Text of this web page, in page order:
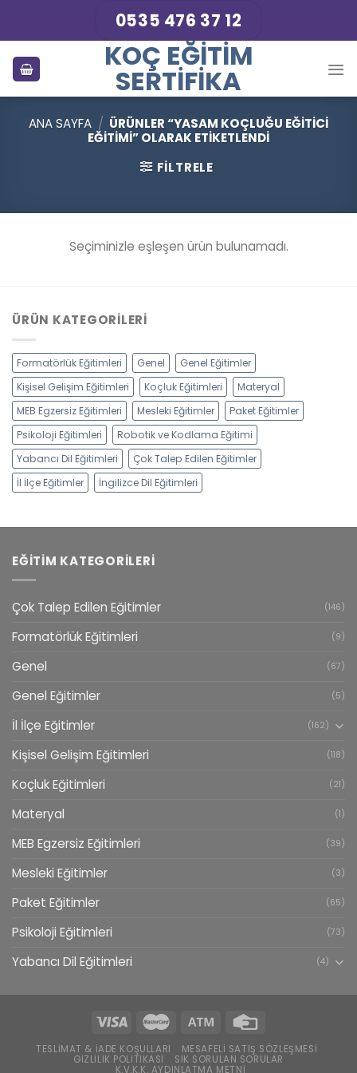
0535 476 37 12
KOÇ EĞITIM
SERTIFIKA
ANA SAYFA / ÜRÜNLER “YASAM KOÇLUĞU EĞITICI
EĞITIMI” OLARAK ETIKETLENDI
FILTRELE
Seçiminizle eşleşen ürün bulunamadı.
ÜRÜN KATEGORILERI
Formatörlük Eğitimleri Genel
Genel Eğitimler
Kişisel Gelişim Eğitimleri
Koçluk Eğitimleri
Materyal
MEB Egzersiz Eğitimleri
Mesleki Eğitimler
Paket Eğitimler
Psikoloji Eğitimleri
Robotik ve Kodlama Eğitimi
Yabancı Dil Eğitimleri
Çok Talep Edilen Eğitimler
İl İlçe Eğitimler
İngilizce Dil Eğitimleri
EĞITIM KATEGORILERI
Çok Talep Edilen Eğitimler (146)
Formatörlük Eğitimleri (9)
Genel (67)
Genel Eğitimler (5)
İl İlçe Eğitimler (162)
Kişisel Gelişim Eğitimleri (118)
Koçluk Eğitimleri (21)
Materyal (1)
MEB Egzersiz Eğitimleri (39)
Mesleki Eğitimler (3)
Paket Eğitimler (65)
Psikoloji Eğitimleri (73)
Yabancı Dil Eğitimleri (4)
TESLIMAT & İADE KOŞULLARI
MESAFELI SATIŞ SÖZLEŞMESI
GIZLILIK POLITIKASI
SIK SORULAN SORULAR
K.V.K.K. AYDINLATMA METNI